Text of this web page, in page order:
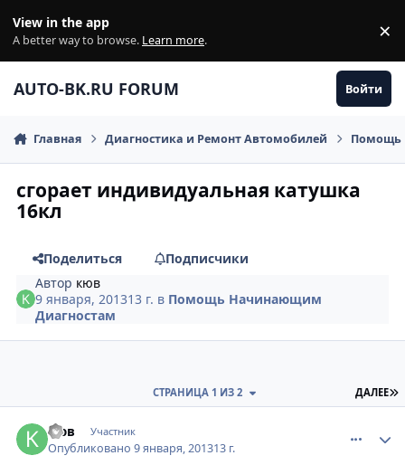
View in the app
A better way to browse. Learn more. ×
AUTO-BK.RU FORUM Войти
Главная Диагностика и Ремонт Автомобилей Помощь
сгорает индивидуальная катушка
16кл
Поделиться
Подписчики
Автор кюв
9 января, 201313 г. в Помощь Начинающим
Диагностам
ДАЛЕЕ
СТРАНИЦА 1 ИЗ 2
кюв Участник
Опубликовано9 января, 201313 г.